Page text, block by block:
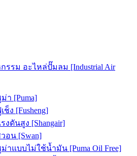
รม อะไหล่ปั๊มลม [Industrial Air
า [Puma]
ง [Fusheng]
งดันสูง [Shangair]
อน [Swan]
าแบบไม่ใช้น้ำมัน [Puma Oil Free]